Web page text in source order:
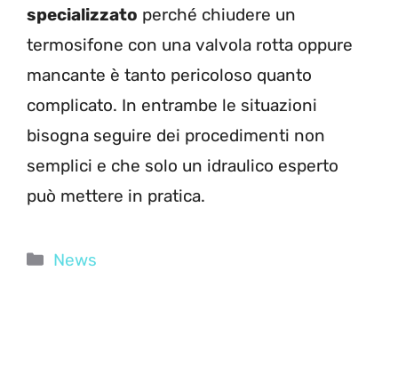
specializzato perché chiudere un
termosifone con una valvola rotta oppure
mancante è tanto pericoloso quanto
complicato. In entrambe le situazioni
bisogna seguire dei procedimenti non
semplici e che solo un idraulico esperto
può mettere in pratica.
Categorie
News